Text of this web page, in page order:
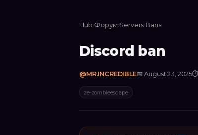
Hub›Форум›Servers›Bans
Discord ban
@MR.INCREDIBLE📅August 23, 2025⏱
ze-zombieescape